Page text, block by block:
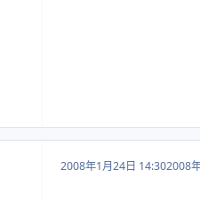
2008年1月24日 14:302008